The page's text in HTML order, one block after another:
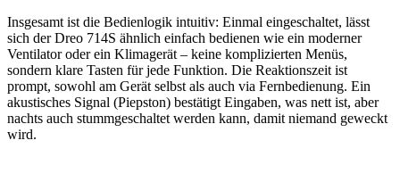
Insgesamt ist die Bedienlogik intuitiv: Einmal eingeschaltet, lässt
sich der Dreo 714S ähnlich einfach bedienen wie ein moderner
Ventilator oder ein Klimagerät – keine komplizierten Menüs,
sondern klare Tasten für jede Funktion. Die Reaktionszeit ist
prompt, sowohl am Gerät selbst als auch via Fernbedienung. Ein
akustisches Signal (Piepston) bestätigt Eingaben, was nett ist, aber
nachts auch stummgeschaltet werden kann, damit niemand geweckt
wird.